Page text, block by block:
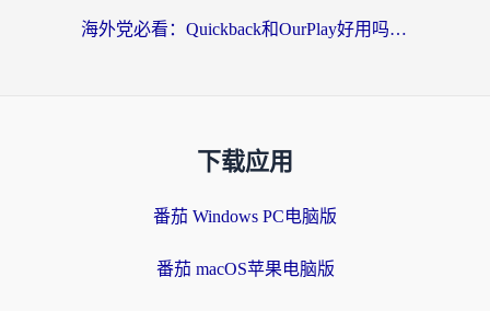
海外党必看：Quickback和OurPlay好用吗？3分钟选对回国加速器，无缝刷剧玩游戏
下载应用
番茄 Windows PC电脑版
番茄 macOS苹果电脑版